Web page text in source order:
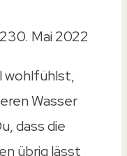
30. Mai 2022
wohlfühlst,
Wasser
dass die
übrig lässt